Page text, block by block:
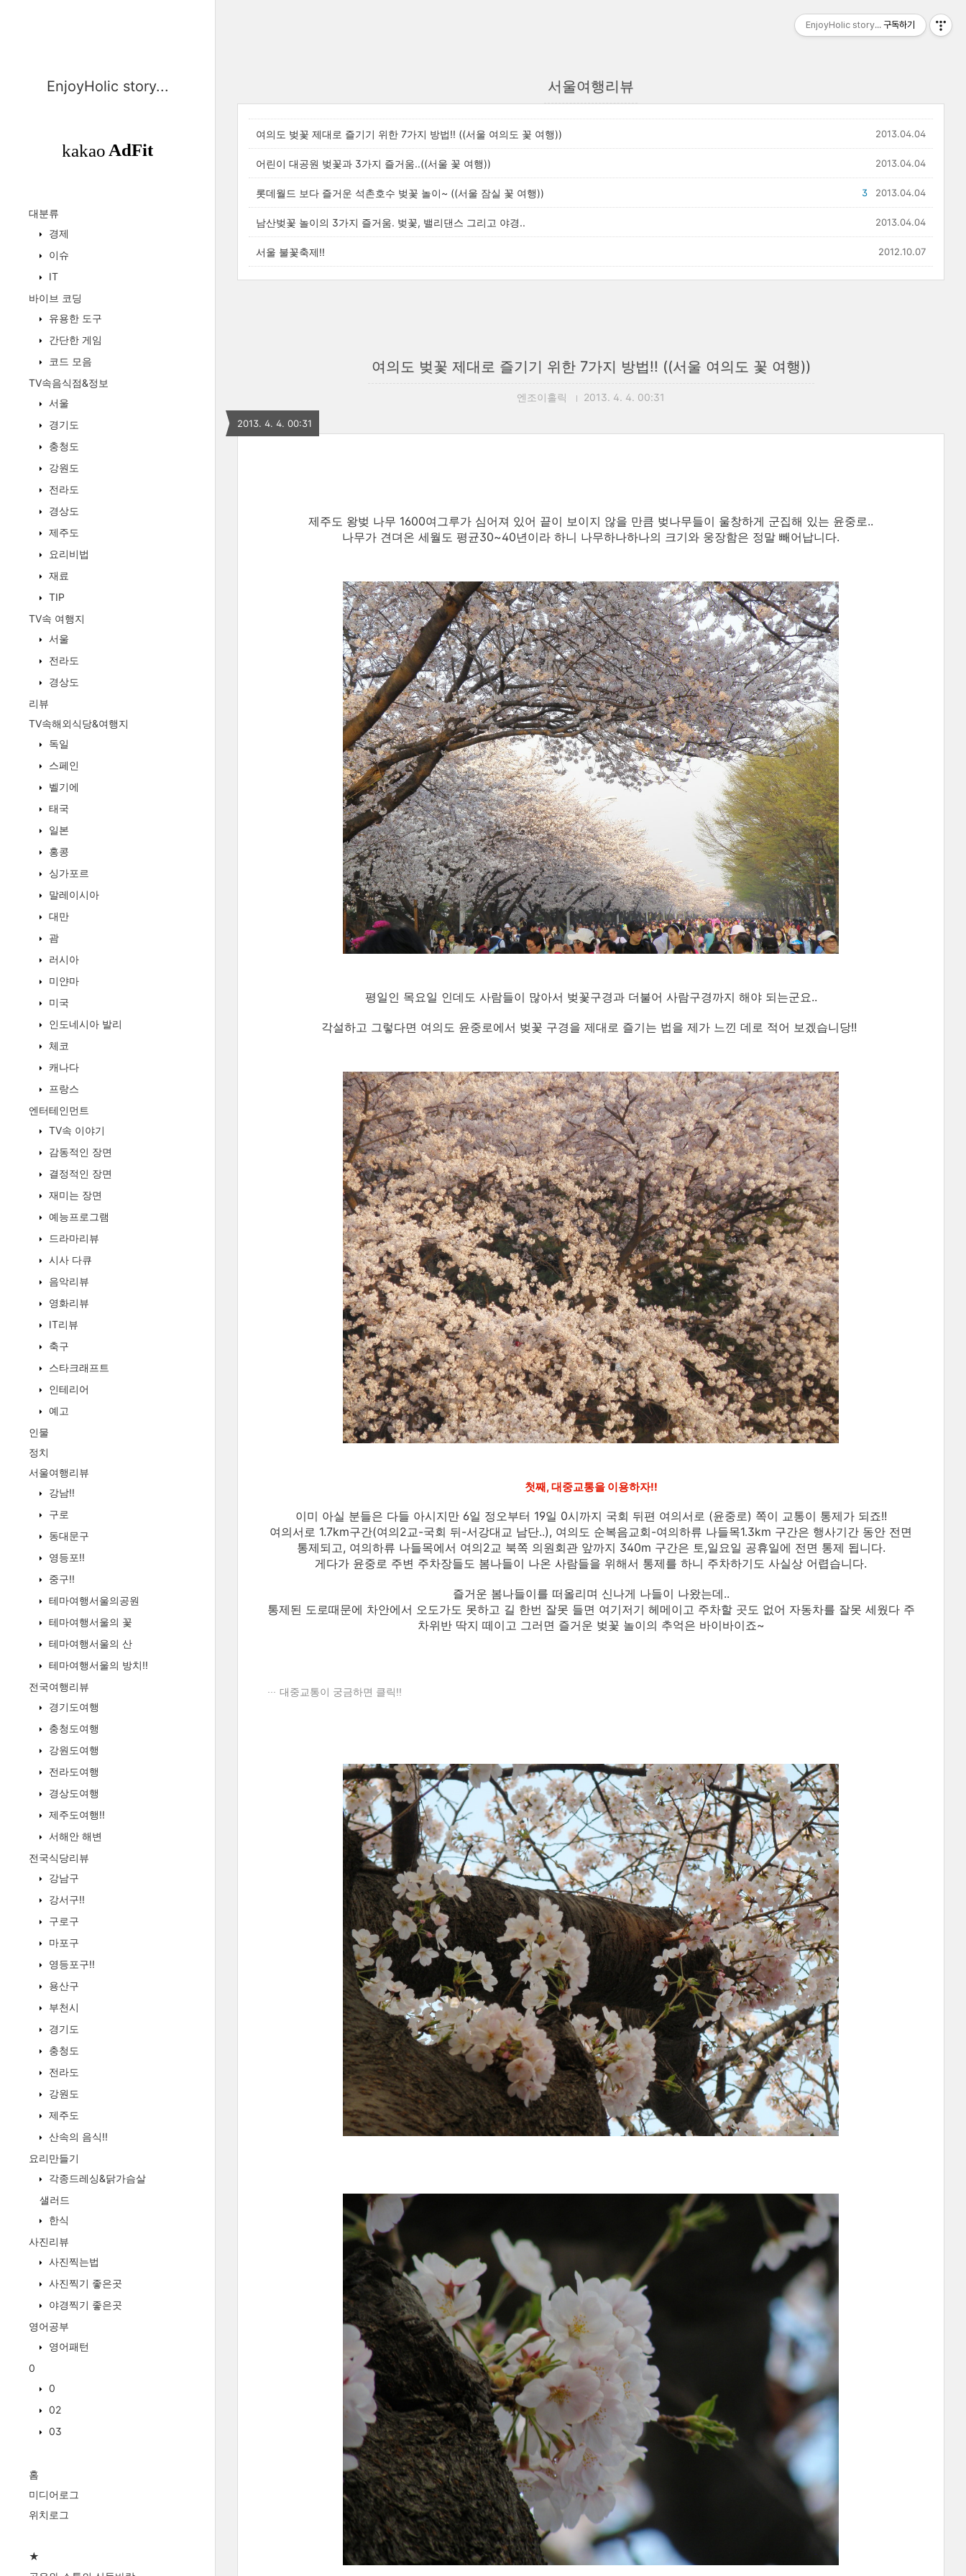
EnjoyHolic story...
대분류
경제
이슈
IT
바이브 코딩
유용한 도구
간단한 게임
코드 모음
TV속음식점&정보
서울
경기도
충청도
강원도
전라도
경상도
제주도
요리비법
재료
TIP
TV속 여행지
서울
전라도
경상도
리뷰
TV속해외식당&여행지
독일
스페인
벨기에
태국
일본
홍콩
싱가포르
말레이시아
대만
괌
러시아
미얀마
미국
인도네시아 발리
체코
캐나다
프랑스
엔터테인먼트
TV속 이야기
감동적인 장면
결정적인 장면
재미는 장면
예능프로그램
드라마리뷰
시사 다큐
음악리뷰
영화리뷰
IT리뷰
축구
스타크래프트
인테리어
예고
인물
정치
서울여행리뷰
강남!!
구로
동대문구
영등포!!
중구!!
테마여행서울의공원
테마여행서울의 꽃
테마여행서울의 산
테마여행서울의 방치!!
전국여행리뷰
경기도여행
충청도여행
강원도여행
전라도여행
경상도여행
제주도여행!!
서해안 해변
전국식당리뷰
강남구
강서구!!
구로구
마포구
영등포구!!
용산구
부천시
경기도
충청도
전라도
강원도
제주도
산속의 음식!!
요리만들기
각종드레싱&닭가슴살
샐러드
한식
사진리뷰
사진찍는법
사진찍기 좋은곳
야경찍기 좋은곳
영어공부
영어패턴
0
0
02
03
홈
미디어로그
위치로그
★
서울여행리뷰
여의도 벚꽃 제대로 즐기기 위한 7가지 방법!! ((서울 여의도 꽃 여행)) 2013.04.04
어린이 대공원 벚꽃과 3가지 즐거움..((서울 꽃 여행)) 2013.04.04
롯데월드 보다 즐거운 석촌호수 벚꽃 놀이~ ((서울 잠실 꽃 여행)) 2013.04.04
3
남산벚꽃 놀이의 3가지 즐거움. 벚꽃, 밸리댄스 그리고 야경.. 2013.04.04
서울 불꽃축제!! 2012.10.07
여의도 벚꽃 제대로 즐기기 위한 7가지 방법!! ((서울 여의도 꽃 여행))
엔조이홀릭 2013. 4. 4. 00:31
2013. 4. 4. 00:31
제주도 왕벚 나무 1600여그루가 심어져 있어 끝이 보이지 않을 만큼 벚나무들이 울창하게 군집해 있는 윤중로..
나무가 견뎌온 세월도 평균30~40년이라 하니 나무하나하나의 크기와 웅장함은 정말 빼어납니다.
평일인 목요일 인데도 사람들이 많아서 벚꽃구경과 더불어 사람구경까지 해야 되는군요..
각설하고 그렇다면 여의도 윤중로에서 벚꽃 구경을 제대로 즐기는 법을 제가 느낀 데로 적어 보겠습니당!!
첫째, 대중교통을 이용하자!!
이미 아실 분들은 다들 아시지만 6일 정오부터 19일 0시까지 국회 뒤편 여의서로 (윤중로) 쪽이 교통이 통제가 되죠!!
여의서로 1.7km구간(여의2교-국회 뒤-서강대교 남단..), 여의도 순복음교회-여의하류 나들목1.3km 구간은 행사기간 동안 전면
통제되고, 여의하류 나들목에서 여의2교 북쪽 의원회관 앞까지 340m 구간은 토,일요일 공휴일에 전면 통제 됩니다.
게다가 윤중로 주변 주차장들도 봄나들이 나온 사람들을 위해서 통제를 하니 주차하기도 사실상 어렵습니다.
즐거운 봄나들이를 떠올리며 신나게 나들이 나왔는데..
통제된 도로때문에 차안에서 오도가도 못하고 길 한번 잘못 들면 여기저기 헤메이고 주차할 곳도 없어 자동차를 잘못 세웠다 주
차위반 딱지 떼이고 그러면 즐거운 벚꽃 놀이의 추억은 바이바이죠~
대중교통이 궁금하면 클릭!!
EnjoyHolic story... 구독하기